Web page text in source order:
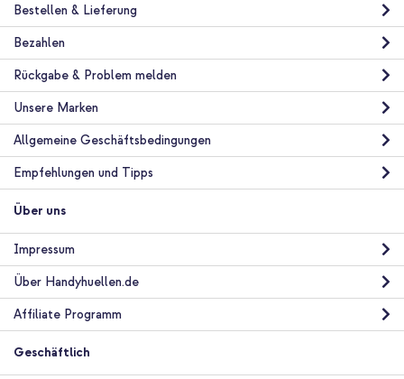
Bestellen & Lieferung
Bezahlen
Rückgabe & Problem melden
Unsere Marken
Allgemeine Geschäftsbedingungen
Empfehlungen und Tipps
Über uns
Impressum
Über Handyhuellen.de
Affiliate Programm
Geschäftlich